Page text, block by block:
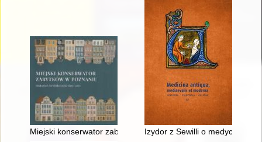
Miejski konserwator zabytków w Poznaniu : historia i
Izydor z Sewilli o medycynie